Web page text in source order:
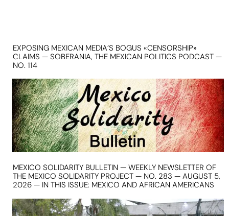
EXPOSING MEXICAN MEDIA’S BOGUS «CENSORSHIP»
CLAIMS — SOBERANIA, THE MEXICAN POLITICS PODCAST —
NO. 114
MEXICO SOLIDARITY BULLETIN — WEEKLY NEWSLETTER OF
THE MEXICO SOLIDARITY PROJECT — NO. 283 — AUGUST 5,
2026 — IN THIS ISSUE: MEXICO AND AFRICAN AMERICANS